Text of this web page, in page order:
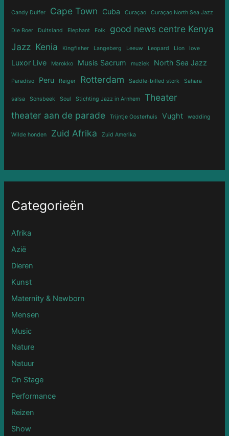
Candy Dulfer Cape Town Cuba Curaçao Curaçao North Sea Jazz
Die Boer Duitsland Elephant Folk
good news centre Kenya
Jazz Kenia Kingfisher Langeberg Leeuw Leopard Lion love
Luxor Live Marokko Musis Sacrum muziek North Sea Jazz
Paradiso Peru Reiger Rotterdam Saddle-billed stork Sahara
salsa Sonsbeek Soul Stichting Jazz in Arnhem
Theater
theater aan de parade
Trijntje Oosterhuis Vught wedding
Wilde honden Zuid Afrika Zuid Amerika
Categorieën
Afrika
Azië
Dieren
Kunst
Maternity & Newborn
Mensen
Music
Nature
Natuur
On Stage
Performance
Reizen
Show